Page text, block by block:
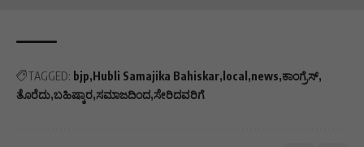
TAGGED: bjp Hubli Samajika Bahiskar local news ಕಾಂಗ್ರೆಸ್
ತೊರೆದು ಬಹಿಷ್ಕಾರ ಸಮಾಜದಿಂದ ಸೇರಿದವರಿಗೆ